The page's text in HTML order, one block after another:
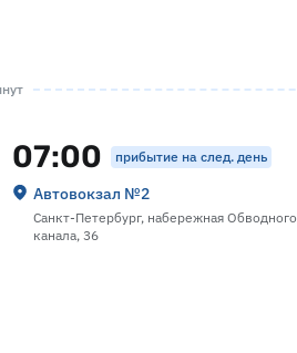
07:00 прибытие на след. день
Автовокзал №2
Санкт-Петербург, набережная Обводного
канала, 36